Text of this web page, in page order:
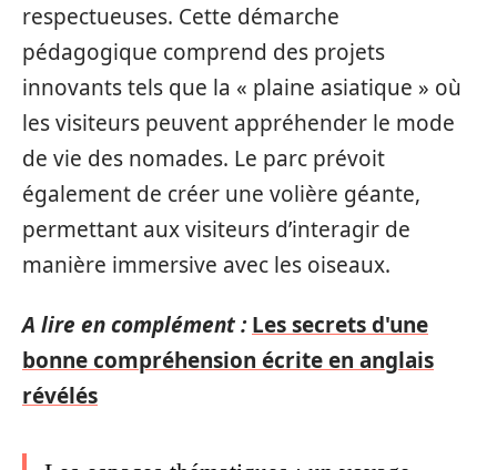
respectueuses. Cette démarche
pédagogique comprend des projets
innovants tels que la « plaine asiatique » où
les visiteurs peuvent appréhender le mode
de vie des nomades. Le parc prévoit
également de créer une volière géante,
permettant aux visiteurs d’interagir de
manière immersive avec les oiseaux.
A lire en complément : Les secrets d'une
bonne compréhension écrite en anglais
révélés